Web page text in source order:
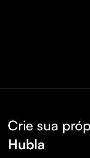
Crie sua
Hubla